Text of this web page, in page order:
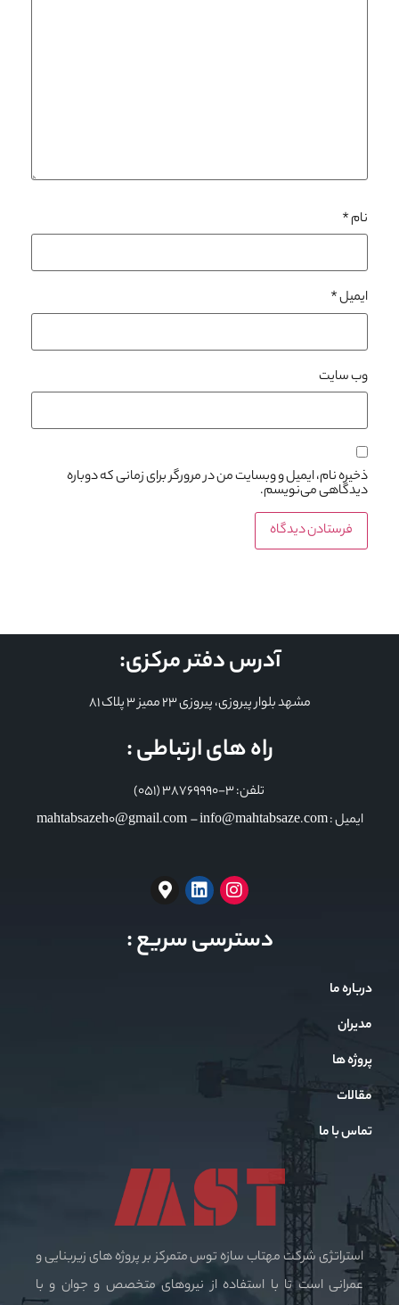
نام*
ایمیل*
وب‌ سایت
ذخیره نام، ایمیل و وبسایت من در مرورگر برای زمانی که دوباره
دیدگاهی می‌نویسم.
آدرس دفتر مرکزی:
مشهد بلوار پیروزی، پیروزی 23 ممیز 3 پلاک 81
راه های ارتباطی :
تلفن: 3-38769990 (051)
ایمیل : mahtabsazeh0@gmail.com – info@mahtabsaze.com
دسترسی سریع :
درباره ما
مدیران
پروژه ها
مقالات
تماس با ما
استراتژی شرکت مهتاب سازه توس متمرکز بر پروژه های زیربنایی و
عمرانی است تا با استفاده از نیروهای متخصص و جوان و با